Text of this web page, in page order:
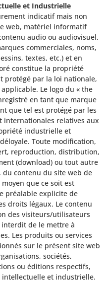
et Industrielle
indicatif mais non
web, matériel informatif
audio ou audiovisuel,
commerciales, noms,
textes, etc.) et en
constitue la propriété
protégé par la loi nationale,
Le logo du « the
en tant que marque
que tel est protégé par les
internationales relatives aux
industrielle et
Toute modification,
reproduction, distribution,
(download) ou tout autre
contenu du site web de
que ce soit est
préalable explicite de
droits légaux. Le contenu
des visiteurs/utilisateurs
de le mettre à
Les produits ou services
sur le présent site web
sociétés,
ou éditions respectifs,
et industrielle.